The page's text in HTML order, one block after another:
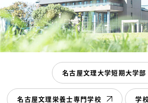
名古屋文理大学短期大学部
名古屋文理栄養士専門学校 学